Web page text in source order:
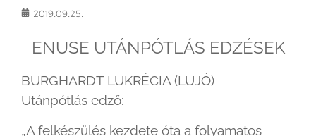
2019.09.25.
ENUSE UTÁNPÓTLÁS EDZÉSEK
BURGHARDT LUKRÉCIA (LUJÓ)
Utánpótlás edző:
„A felkészülés kezdete óta a folyamatos